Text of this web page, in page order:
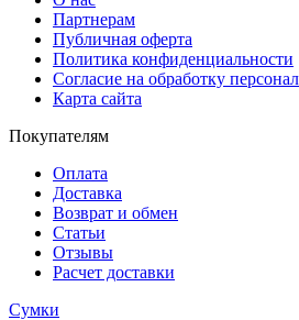
Партнерам
Публичная оферта
Политика конфиденциальности
Согласие на обработку
Карта сайта
Покупателям
Оплата
Доставка
Возврат и обмен
Статьи
Отзывы
Расчет доставки
Сумки